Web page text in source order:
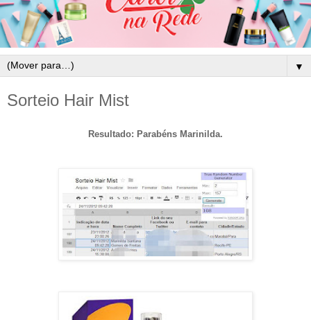
▼
Sorteio Hair Mist
Resultado: Parabéns Marinilda.